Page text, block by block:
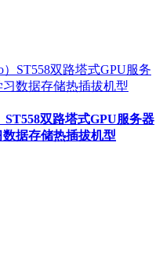
双路塔式GPU服务器
据存储热插拔机型